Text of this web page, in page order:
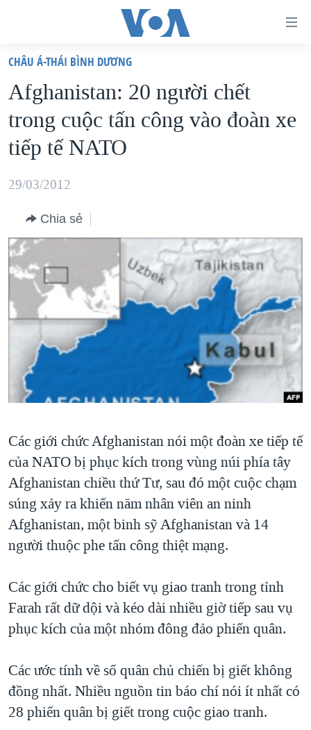
truy
cập
Tới
nội
chính
hướng
chính
tới
"Tìm"
VIỆT NAM
HOA KỲ
BIỂN ĐÔNG
THẾ GIỚI
DIỄN ĐÀN
MỤC
TỰ DO BÁO CHÍ
VẠCH TRẦN TIN GIẢ
NGƯỜI VIỆT HẢI NGOẠI
ĐỜI SỐNG
KINH TẾ
KHOA HỌC
VĂN HOÁ
THỂ THAO
GIÁO DỤC
CHUYÊN ĐỀ
CHIẾN TRANH THƯƠNG MẠI CỦA MỸ: QUÁ KHỨ VÀ HIỆN
TẠI
HÀNH TRÌNH BẦU CỬ 2024
MỘT NĂM CHIẾN TRANH TẠI DẢI GAZA
GIẢI MÃ VÀNH ĐAI & CON ĐƯỜNG
TRỊNH VĨNH BÌNH - NGƯỜI HẠ 'BÊN THẮNG CUỘC'
GROUND ZERO – XƯA VÀ NAY
CHI PHÍ CHIẾN TRANH AFGHANISTAN
CÁC GIÁ TRỊ CỘNG HÒA Ở VIỆT NAM
THƯỢNG ĐỈNH TRUMP-KIM TẠI VIỆT NAM
NGƯ DÂN VIỆT VÀ LÀN SÓNG TRỘM HẢI SÂM
BÊN KIA QUỐC LỘ: TIẾNG VỌNG TỪ NÔNG THÔN MỸ
QUAN HỆ VIỆT MỸ
HỌC TIẾNG ANH
VIDEO
NGHE
MẠNG XÃ HỘI
Ngôn ngữ khác
CHÂU Á-THÁI BÌNH DƯƠNG
Afghanistan: 20 người chết
trong cuộc tấn công vào đoàn xe
tiếp tế NATO
29/03/2012
Chia sẻ
Các giới chức Afghanistan nói một đoàn xe tiếp tế
của NATO bị phục kích trong vùng núi phía tây
Afghanistan chiều thứ Tư, sau đó một cuộc chạm
súng xảy ra khiến năm nhân viên an ninh
Afghanistan, một binh sỹ Afghanistan và 14
người thuộc phe tấn công thiệt mạng.
Các giới chức cho biết vụ giao tranh trong tỉnh
Farah rất dữ dội và kéo dài nhiều giờ tiếp sau vụ
phục kích của một nhóm đông đảo phiến quân.
Các ước tính về số quân chủ chiến bị giết không
đồng nhất. Nhiều nguồn tin báo chí nói ít nhất có
28 phiến quân bị giết trong cuộc giao tranh.